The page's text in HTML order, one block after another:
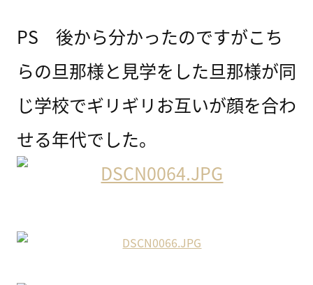
PS 後から分かったのですがこち
らの旦那様と見学をした旦那様が同
じ学校でギリギリお互いが顔を合わ
せる年代でした。